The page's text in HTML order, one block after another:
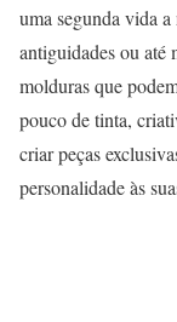
uma segunda vida
antiguidades ou até
molduras que
pouco de tinta,
criar peças
personalidade às